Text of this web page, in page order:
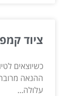
ציוד
כשיוצאים
ההנאה
עלולה...